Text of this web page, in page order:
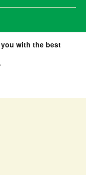
with the best